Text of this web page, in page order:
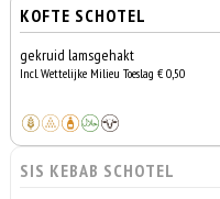
KOFTE SCHOTEL
gekruid lamsgehakt
Incl. Wettelijke Milieu Toeslag € 0,50
SIS KEBAB SCHOTEL